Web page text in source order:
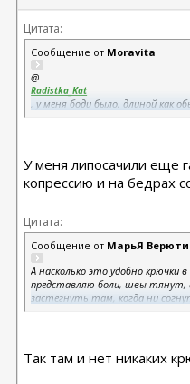
Цитата:
Сообщение от Moravita
@
Radistka_Kat
, у меня боди было, длиной как
У меня липосачили еще
копрессию и на бедрах
Цитата:
Сообщение от МарьЯ
А насколько это удобно крючки
представляю боли, швы
застегнуть там, когда ни
Так там и нет никаких